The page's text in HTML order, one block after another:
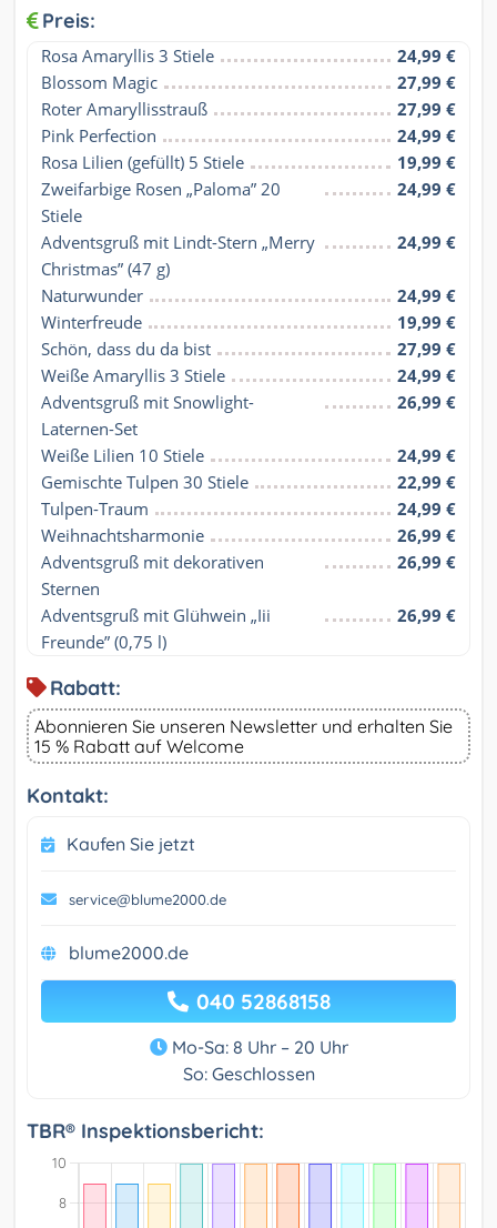
Preis:
Rosa Amaryllis 3 Stiele
24,99 €
Blossom Magic
27,99 €
Roter Amaryllisstrauß
27,99 €
Pink Perfection
24,99 €
Rosa Lilien (gefüllt) 5 Stiele
19,99 €
Zweifarbige Rosen „Paloma” 20
Stiele
24,99 €
Adventsgruß mit Lindt-Stern „Merry
Christmas” (47 g)
24,99 €
Naturwunder
24,99 €
Winterfreude
19,99 €
Schön, dass du da bist
27,99 €
Weiße Amaryllis 3 Stiele
24,99 €
Adventsgruß mit Snowlight-
Laternen-Set
26,99 €
Weiße Lilien 10 Stiele
24,99 €
Gemischte Tulpen 30 Stiele
22,99 €
Tulpen-Traum
24,99 €
Weihnachtsharmonie
26,99 €
Adventsgruß mit dekorativen
Sternen
26,99 €
Adventsgruß mit Glühwein „Iii
Freunde” (0,75 l)
26,99 €
Rabatt:
Abonnieren Sie unseren Newsletter und erhalten Sie
15 % Rabatt auf Welcome
Kontakt:
Kaufen Sie jetzt
service@blume2000.de
blume2000.de
040 52868158
Mo-Sa: 8 Uhr – 20 Uhr
So: Geschlossen
TBR® Inspektionsbericht: